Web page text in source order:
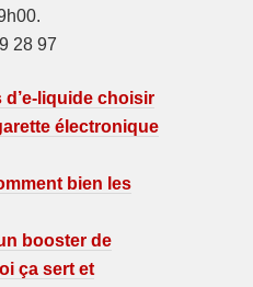
28 97
d’e-liquide choisir
électronique
bien les
booster de
ça sert et